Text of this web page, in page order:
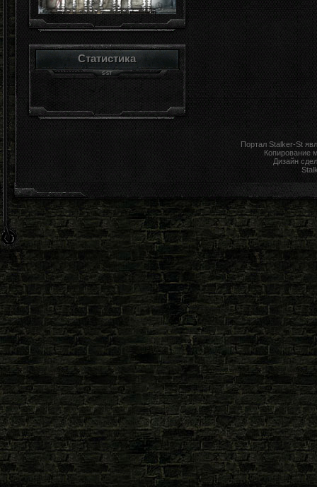
Статистика
Портал Stalker-St
Копирование
Дизайн